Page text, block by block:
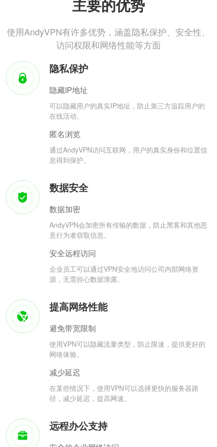
主要的优势
使用AndyVPN有许多优势，涵盖隐私保护、安全性、
访问权限和网络性能等方面
隐私保护
隐藏IP地址
可以隐藏用户的真实IP地址，防止第三方追踪用户的
在线活动。
匿名浏览
通过AndyVPN访问互联网，用户的真实身份和位置信
息得到保护。
数据安全
数据加密
AndyVPN会加密所有传输的数据，防止黑客和其他恶
意行为者窃取信息。
安全远程访问
企业员工可以通过VPN安全地访问公司内部网络资
源，无需担心数据泄露。
提高网络性能
避免带宽限制
使用VPN可以隐藏流量类型，防止限速，提供更好的
网络体验。
减少延迟
在某些情况下，使用VPN可以选择更快的服务器路
径，减少延迟，提高网速。
远程办公支持